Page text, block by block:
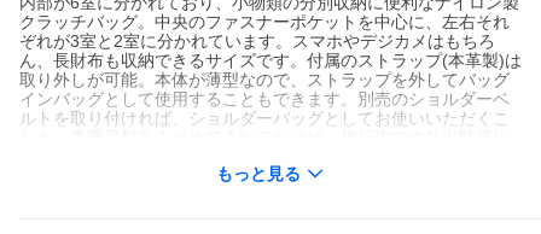
クラッチバッグ。中央のファスナーポケットを中心に、左右それ
ぞれが3室と2室に分かれています。スマホやデジカメはもちろ
ん、長財布も収納できるサイズです。付属のストラップ(本革製)は
取り外しが可能。本体が薄型なので、ストラップを外してバッグ
インバッグとして使用することもできます。別売のショルダーベ
ルトを取り付ければ、ショルダーバッグとしてお使いいただくこ
もっと見る